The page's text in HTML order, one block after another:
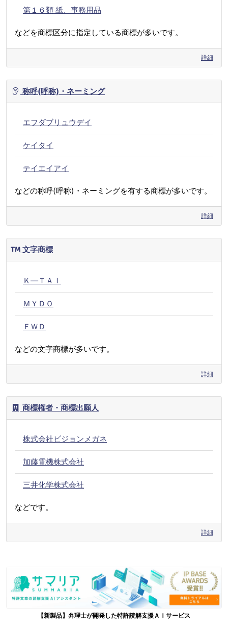
第１６類 紙、事務用品
などを商標区分に指定している商標が多いです。
詳細
称呼(呼称)・ネーミング
エフダブリュウデイ
ケイタイ
テイエイアイ
などの称呼(呼称)・ネーミングを有する商標が多いです。
詳細
文字商標
Ｋ―ＴＡＩ
ＭＹＤＯ
ＦＷＤ
などの文字商標が多いです。
詳細
商標権者・商標出願人
株式会社ビジョンメガネ
加藤電機株式会社
三井化学株式会社
などです。
詳細
【新製品】弁理士が開発した特許読解支援ＡＩサービス